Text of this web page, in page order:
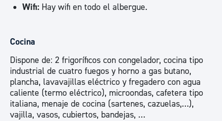
Wifi: Hay wifi en todo el albergue.
Cocina
Dispone de: 2 frigoríficos con congelador, cocina tipo
industrial de cuatro fuegos y horno a gas butano,
plancha, lavavajillas eléctrico y fregadero con agua
caliente (termo eléctrico), microondas, cafetera tipo
italiana, menaje de cocina (sartenes, cazuelas,…),
vajilla, vasos, cubiertos, bandejas, …